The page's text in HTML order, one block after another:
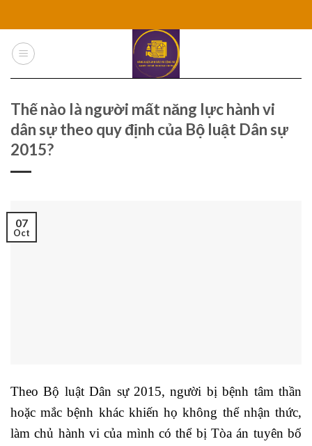
content
Thế nào là người mất năng lực hành vi
dân sự theo quy định của Bộ luật Dân sự
2015?
07
Oct
Theo Bộ luật Dân sự 2015, người bị bệnh tâm thần
hoặc mắc bệnh khác khiến họ không thể nhận thức,
làm chủ hành vi của mình có thể bị Tòa án tuyên bố